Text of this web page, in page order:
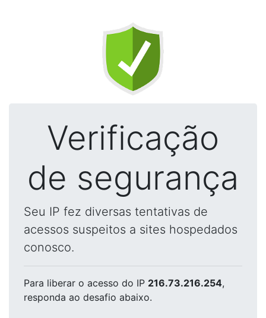
Verificação
de segurança
Seu IP fez diversas tentativas de
acessos suspeitos a sites hospedados
conosco.
Para liberar o acesso do IP 216.73.216.254,
responda ao desafio abaixo.